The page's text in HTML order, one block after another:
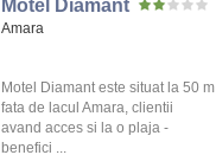
Motel Diamant
Amara
Motel Diamant este situat la 50 m
fata de lacul Amara, clientii
avand acces si la o plaja -
benefici ...